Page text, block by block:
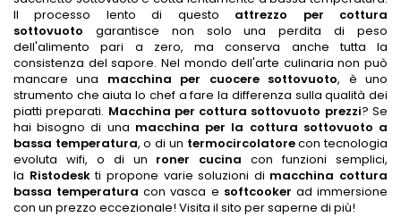
Il processo lento di questo attrezzo per cottura
sottovuoto garantisce non solo una perdita di peso
dell'alimento pari a zero, ma conserva anche tutta la
consistenza del sapore. Nel mondo dell'arte culinaria non può
mancare una macchina per cuocere sottovuoto, è uno
strumento che aiuta lo chef a fare la differenza sulla qualità dei
piatti preparati. Macchina per cottura sottovuoto prezzi? Se
hai bisogno di una macchina per la cottura sottovuoto a
bassa temperatura, o di un termocircolatorecon tecnologia
evoluta wifi, o di un roner cucina con funzioni semplici,
la Ristodeskti propone varie soluzioni di macchina cottura
bassa temperatura con vasca e softcooker ad immersione
con un prezzo eccezionale! Visita il sito per saperne di più!